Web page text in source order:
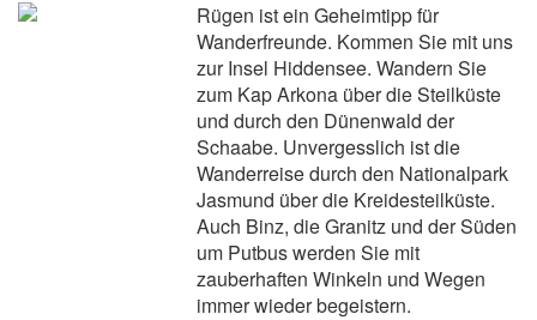
Rügen ist ein Geheimtipp für
Wanderfreunde. Kommen Sie mit uns
zur Insel Hiddensee. Wandern Sie
zum Kap Arkona über die Steilküste
und durch den Dünenwald der
Schaabe. Unvergesslich ist die
Wanderreise durch den Nationalpark
Jasmund über die Kreidesteilküste.
Auch Binz, die Granitz und der Süden
um Putbus werden Sie mit
zauberhaften Winkeln und Wegen
immer wieder begeistern.